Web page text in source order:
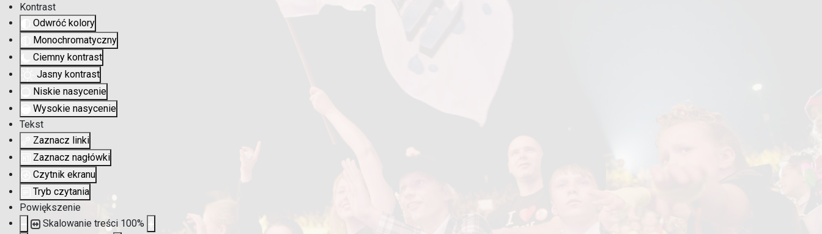
Kontrast
Odwróć kolory
Monochromatyczny
Ciemny kontrast
Jasny kontrast
Niskie nasycenie
Wysokie nasycenie
Tekst
Zaznacz linki
Zaznacz nagłówki
Czytnik ekranu
Tryb czytania
Powiększenie
Skalowanie treści 100%